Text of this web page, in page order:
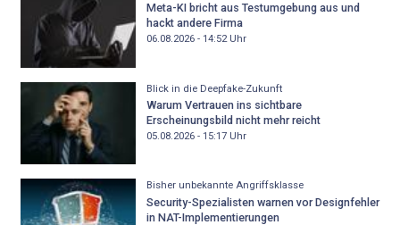
Meta-KI bricht aus Testumgebung aus und
hackt andere Firma
06.08.2026 - 14:52Uhr
Blick in die Deepfake-Zukunft
Warum Vertrauen ins sichtbare
Erscheinungsbild nicht mehr reicht
05.08.2026 - 15:17Uhr
Bisher unbekannte Angriffsklasse
Security-Spezialisten warnen vor Designfehler
in NAT-Implementierungen